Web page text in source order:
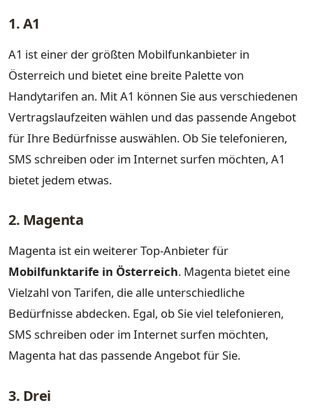
1. A1
A1 ist einer der größten Mobilfunkanbieter in
Österreich und bietet eine breite Palette von
Handytarifen an. Mit A1 können Sie aus verschiedenen
Vertragslaufzeiten wählen und das passende Angebot
für Ihre Bedürfnisse auswählen. Ob Sie telefonieren,
SMS schreiben oder im Internet surfen möchten, A1
bietet jedem etwas.
2. Magenta
Magenta ist ein weiterer Top-Anbieter für
Mobilfunktarife in Österreich. Magenta bietet eine
Vielzahl von Tarifen, die alle unterschiedliche
Bedürfnisse abdecken. Egal, ob Sie viel telefonieren,
SMS schreiben oder im Internet surfen möchten,
Magenta hat das passende Angebot für Sie.
3. Drei